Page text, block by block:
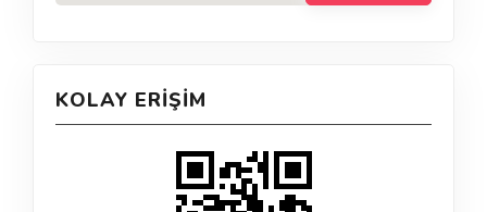
KOLAY ERIŞIM